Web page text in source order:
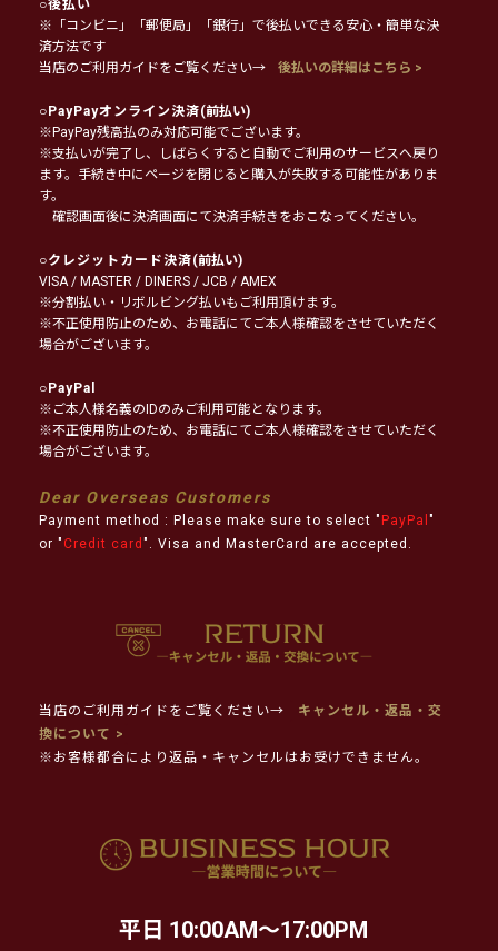
○後払い
※「コンビニ」「郵便局」「銀行」で後払いできる安心・簡単な決
済方法です
当店のご利用ガイドをご覧ください→
後払いの詳細はこちら >
○PayPayオンライン決済(前払い)
※PayPay残高払のみ対応可能でございます。
※支払いが完了し、しばらくすると自動でご利用のサービスへ戻り
ます。手続き中にページを閉じると購入が失敗する可能性がありま
す。
確認画面後に決済画面にて決済手続きをおこなってください。
○クレジットカード決済(前払い)
VISA / MASTER / DINERS / JCB / AMEX
※分割払い・リボルビング払いもご利用頂けます。
※不正使用防止のため、お電話にてご本人様確認をさせていただく
場合がございます。
○PayPal
※ご本人様名義のIDのみご利用可能となります。
※不正使用防止のため、お電話にてご本人様確認をさせていただく
場合がございます。
Dear Overseas Customers
Payment method : Please make sure to select " PayPal "
or " Credit card ". Visa and MasterCard are accepted.
当店のご利用ガイドをご覧ください→
キャンセル・返品・交
換について >
※お客様都合により返品・キャンセルはお受けできません。
平日 10:00AM～17:00PM